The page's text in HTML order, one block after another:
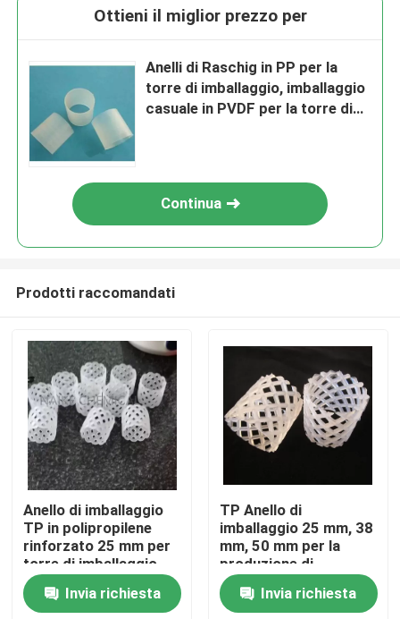
Casa.
Prodotti
Video
Ottieni il miglior prezzo per
Anelli di Raschig in PP per la
torre di imballaggio, imballaggio
casuale in PVDF per la torre di
Continua
Prodotti raccomandati
Anello di imballaggio
TP in polipropilene
rinforzato 25 mm per
torre di imballaggio
dell'urea
Invia richiesta
TP Anello di
imballaggio 25 mm, 38
mm, 50 mm per la
produzione di
fertilizzanti
Invia richiesta